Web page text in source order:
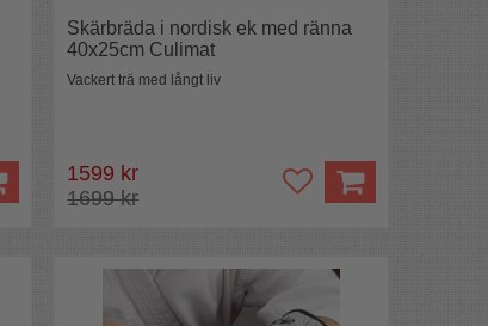
Skärbräda i nordisk ek med ränna
40x25cm Culimat
Vackert trä med långt liv
1599 kr
1699 kr